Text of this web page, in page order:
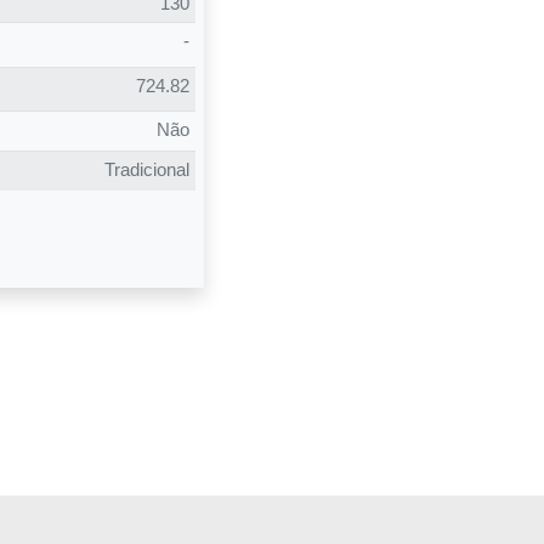
de
moradia ao
(Para
prova de
-
724.82
Não
Tradicional